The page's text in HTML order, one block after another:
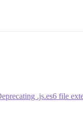
.js.es6 file